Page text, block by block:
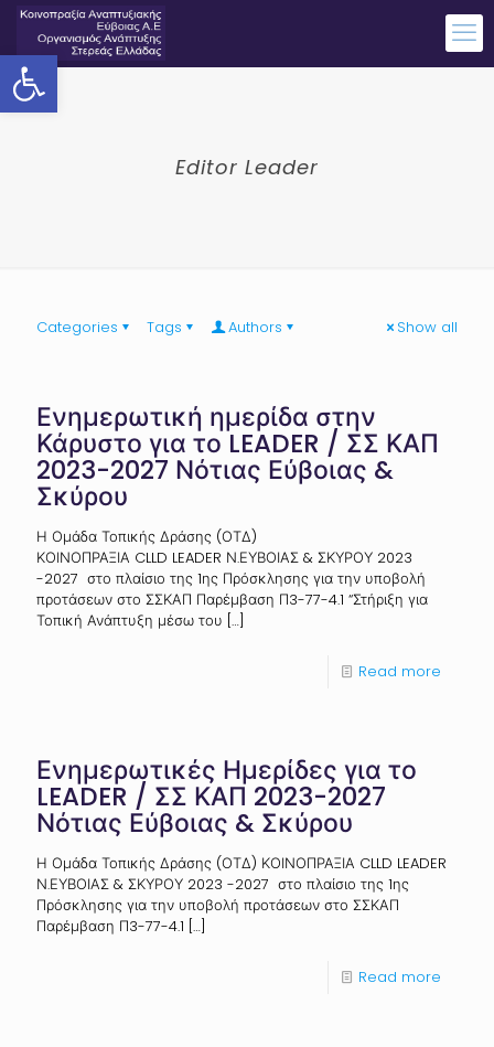
Ανοίξτε τη γραμμή εργαλείων
Editor Leader
Categories Tags Authors Show all
Ενημερωτική ημερίδα στην
Κάρυστο για το LEADER / ΣΣ ΚΑΠ
2023-2027 Νότιας Εύβοιας &
Σκύρου
Η Ομάδα Τοπικής Δράσης (ΟΤΔ)
ΚΟΙΝΟΠΡΑΞΙΑ CLLD LEADER Ν.ΕΥΒΟΙΑΣ & ΣΚΥΡΟΥ 2023
-2027 στο πλαίσιο της 1ης Πρόσκλησης για την υποβολή
προτάσεων στο ΣΣΚΑΠ Παρέμβαση Π3-77-4.1 “Στήριξη για
Τοπική Ανάπτυξη μέσω του […]
Read more
Ενημερωτικές Ημερίδες για το
LEADER / ΣΣ ΚΑΠ 2023-2027
Νότιας Εύβοιας & Σκύρου
Η Ομάδα Τοπικής Δράσης (ΟΤΔ) ΚΟΙΝΟΠΡΑΞΙΑ CLLD LEADER
Ν.ΕΥΒΟΙΑΣ & ΣΚΥΡΟΥ 2023 -2027 στο πλαίσιο της 1ης
Πρόσκλησης για την υποβολή προτάσεων στο ΣΣΚΑΠ
Παρέμβαση Π3-77-4.1 […]
Read more